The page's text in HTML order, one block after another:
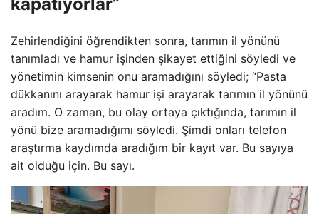
Zehirlendiğini öğrendikten sonra, tarımın il yönünü
tanımladı ve hamur işinden şikayet ettiğini söyledi ve
yönetimin kimsenin onu aramadığını söyledi; “Pasta
dükkanını arayarak hamur işi arayarak tarımın il yönünü
aradım. O zaman, bu olay ortaya çıktığında, tarımın il
yönü bize aramadığımı söyledi. Şimdi onları telefon
araştırma kaydımda aradığım bir kayıt var. Bu sayıya
ait olduğu için. Bu sayı.